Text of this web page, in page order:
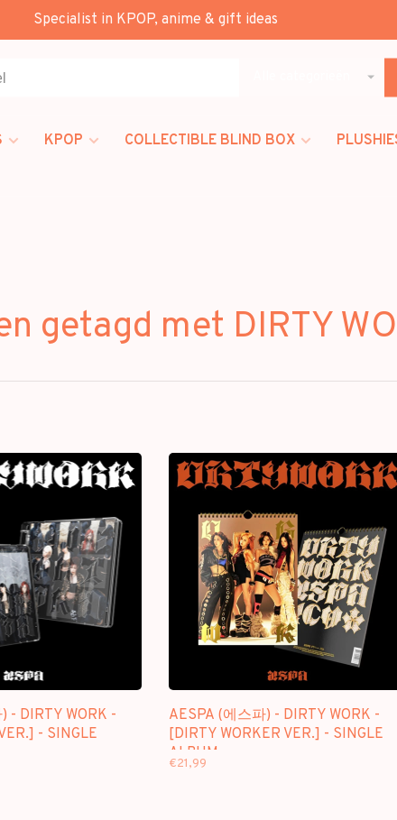
Specialist in KPOP, anime & gift ideas
KPOP COLLECTIBLE BLIND BOX
getagd met DIRTY
- DIRTY WORK -
- SINGLE
AESPA (에스파) - DIRTY WORK -
[DIRTY WORKER VER.] - SINGLE
ALBUM
€21,99